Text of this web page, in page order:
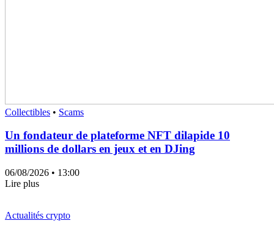
Collectibles • Scams
Un fondateur de plateforme NFT dilapide 10
millions de dollars en jeux et en DJing
06/08/2026 • 13:00
Lire plus
Actualités crypto